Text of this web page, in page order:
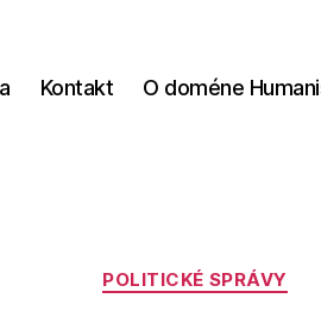
Kontakt O doméne
Kategórie
POLITICKÉ SPRÁVY